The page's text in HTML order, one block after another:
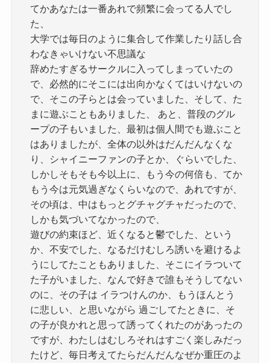
てかあなたは一番あれで頻繁に会ってる人でし
た、
大学では毎日のように集合して作業したり話し合
わなきゃいけない不思議な
辞めたすぎるサークルに入ってしまっていたの
で、必然的にそこには出向かなくてはいけないの
で、そこの子らとは会っていました、そして、た
まに遊ぶこともありました、 あと、普段のグル
ープの子もいました、最初は個人間でも遊ぶこと
はありましたが、全体の以外はだんだんなくな
り、シャイニーファンの子とか、ぐらいでした、
しかしそもそも今以上に、もう今の何倍も、てか
もう今は元気過ぎなくらいなので、あれですが、
その頃は、中はもっとグチャグチャだったので、
しかも気づいてなかったので、
遊びの約束ほど、近くなると鬱でした、という
か、不安でした、なるだけむしろ誘いを避けるよ
うにしてたこともありました、そこにイラついて
た子がいました、なんで好きで誰もそうしてない
のに、その子は イラつけんのか、もうほんとう
に悲しい、と思いながら 過ごしてたときに、そ
の子が良かれと思って誘ってくれたのがあったの
ですが、わたしはむしろそれはすごく楽しみだっ
たけど、毎日考えてたらだんだんなぜか重圧のよ